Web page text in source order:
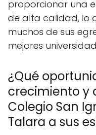
proporcionar una
de alta calidad, lo
muchos de sus
mejores
¿Qué
crecimiento y
Colegio San
Talara a sus